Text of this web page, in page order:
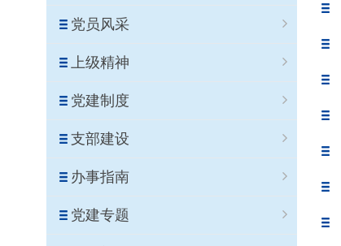
党员风采
上级精神
党建制度
支部建设
办事指南
党建专题